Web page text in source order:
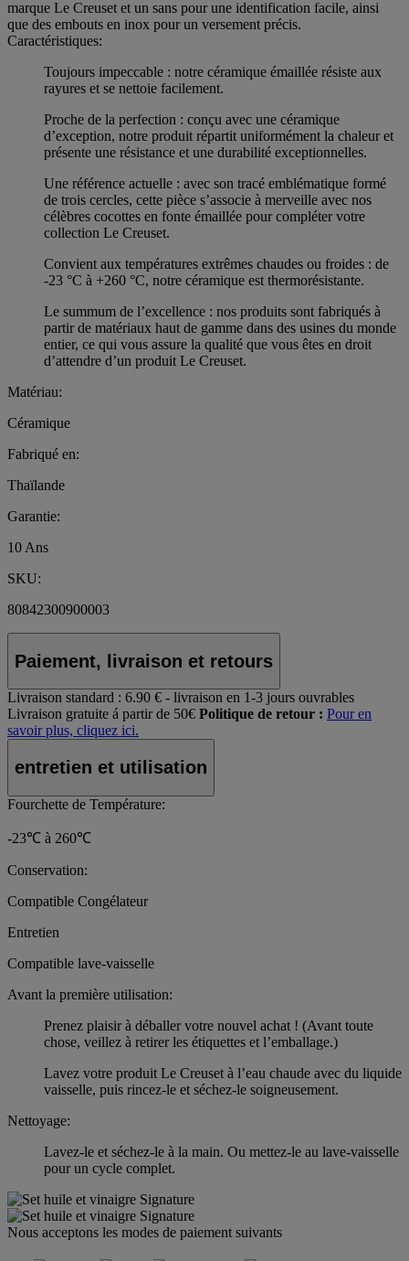
marque Le Creuset et un sans pour une identification facile, ainsi
que des embouts en inox pour un versement précis.
Caractéristiques:
Toujours impeccable : notre céramique émaillée résiste aux
rayures et se nettoie facilement.
Proche de la perfection : conçu avec une céramique
d’exception, notre produit répartit uniformément la chaleur et
présente une résistance et une durabilité exceptionnelles.
Une référence actuelle : avec son tracé emblématique formé
de trois cercles, cette pièce s’associe à merveille avec nos
célèbres cocottes en fonte émaillée pour compléter votre
collection Le Creuset.
Convient aux températures extrêmes chaudes ou froides : de
-23 °C à +260 °C, notre céramique est thermorésistante.
Le summum de l’excellence : nos produits sont fabriqués à
partir de matériaux haut de gamme dans des usines du monde
entier, ce qui vous assure la qualité que vous êtes en droit
d’attendre d’un produit Le Creuset.
Matériau:
Céramique
Fabriqué en:
Thaïlande
Garantie:
10 Ans
SKU:
80842300900003
Paiement, livraison et retours
Livraison standard : 6.90 € - livraison en 1-3 jours ouvrables
Livraison gratuite á partir de 50€ Politique de retour : Pour en
savoir plus, cliquez ici.
entretien et utilisation
Fourchette de Température:
-23℃ à 260℃
Conservation:
Compatible Congélateur
Entretien
Compatible lave-vaisselle
Avant la première utilisation:
Prenez plaisir à déballer votre nouvel achat ! (Avant toute
chose, veillez à retirer les étiquettes et l’emballage.)
Lavez votre produit Le Creuset à l’eau chaude avec du liquide
vaisselle, puis rincez-le et séchez-le soigneusement.
Nettoyage:
Lavez-le et séchez-le à la main. Ou mettez-le au lave-vaisselle
pour un cycle complet.
Nous acceptons les modes de paiement suivants